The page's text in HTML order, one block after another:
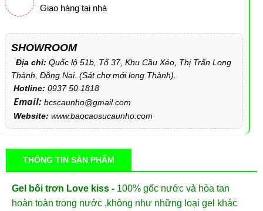
Giao hàng tại nhà
SHOWROOM
Địa chỉ: Quốc lộ 51b, Tổ 37, Khu Cầu Xéo, Thị Trấn Long
Thành, Đồng Nai. (Sát chợ mới long Thành).
Hotline: 0937 50 1818
Email: bcscaunho@gmail.com
Website: www.baocaosucaunho.com
THÔNG TIN SẢN PHẨM
Gel bôi trơn Love kiss - 100% gốc nước và hòa tan
hoàn toàn trong nước ,không như những loại gel khác